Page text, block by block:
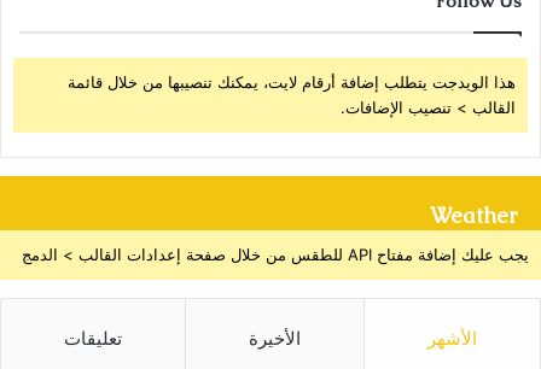
هذا الويدجت يتطلب إضافة أرقام لايت، يمكنك تنصيبها من خلال قائمة
القالب > تنصيب الإضافات.
Weather
يجب عليك إضافة مفتاح API للطقس من خلال صفحة إعدادات القالب > الدمج
الأشهر الأخيرة تعليقات